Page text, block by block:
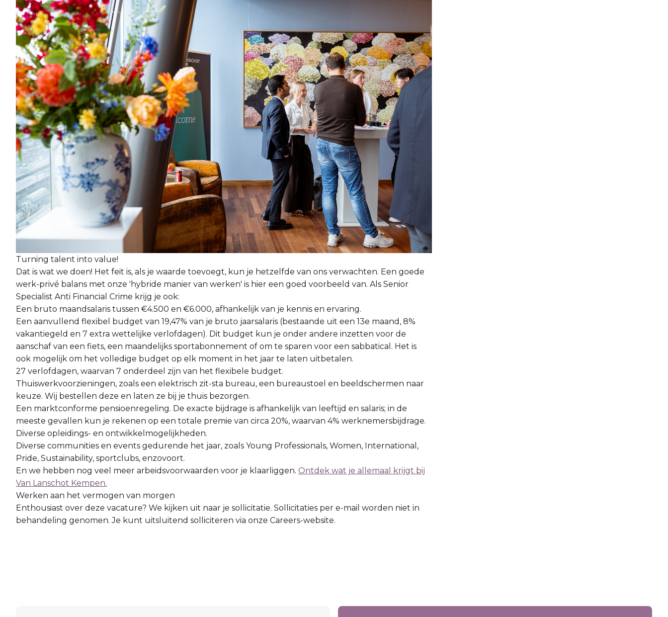
Turning talent into value!
Dat is wat we doen! Het feit is, als je waarde toevoegt, kun je hetzelfde van ons verwachten. Een goede
werk-privé balans met onze 'hybride manier van werken' is hier een goed voorbeeld van. Als Senior
Specialist Anti Financial Crime krijg je ook:
Een bruto maandsalaris tussen €4.500 en €6.000, afhankelijk van je kennis en ervaring.
Een aanvullend flexibel budget van 19,47% van je bruto jaarsalaris (bestaande uit een 13e maand, 8%
vakantiegeld en 7 extra wettelijke verlofdagen). Dit budget kun je onder andere inzetten voor de
aanschaf van een fiets, een maandelijks sportabonnement of om te sparen voor een sabbatical. Het is
ook mogelijk om het volledige budget op elk moment in het jaar te laten uitbetalen.
27 verlofdagen, waarvan 7 onderdeel zijn van het flexibele budget.
Thuiswerkvoorzieningen, zoals een elektrisch zit-sta bureau, een bureaustoel en beeldschermen naar
keuze. Wij bestellen deze en laten ze bij je thuis bezorgen.
Een marktconforme pensioenregeling. De exacte bijdrage is afhankelijk van leeftijd en salaris; in de
meeste gevallen kun je rekenen op een totale premie van circa 20%, waarvan 4% werknemersbijdrage.
Diverse opleidings- en ontwikkelmogelijkheden.
Diverse communities en events gedurende het jaar, zoals Young Professionals, Women, International,
Pride, Sustainability, sportclubs, enzovoort.
En we hebben nog veel meer arbeidsvoorwaarden voor je klaarliggen. Ontdek wat je allemaal krijgt bij
Van Lanschot Kempen.
Werken aan het vermogen van morgen
Enthousiast over deze vacature? We kijken uit naar je sollicitatie. Sollicitaties per e-mail worden niet in
behandeling genomen. Je kunt uitsluitend solliciteren via onze Careers-website.